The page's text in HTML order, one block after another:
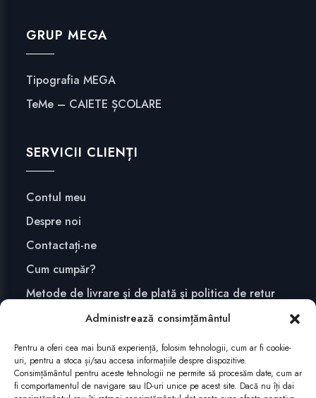
Administrează consimțământul
Pentru a oferi cea mai bună experiență, folosim tehnologii, cum ar fi cookie-
uri, pentru a stoca și/sau accesa informațiile despre dispozitive.
Consimțământul pentru aceste tehnologii ne permite să procesăm date, cum ar
fi comportamentul de navigare sau ID-uri unice pe acest site. Dacă nu îți dai
GRUP MEGA
Tipografia MEGA
TeMe – CAIETE ȘCOLARE
SERVICII CLIENȚI
Contul meu
Despre noi
Contactați-ne
Cum cumpăr?
Metode de livrare şi de plată şi politica de retur
Confidențialitate și securitate
ABONEAZĂ-TE